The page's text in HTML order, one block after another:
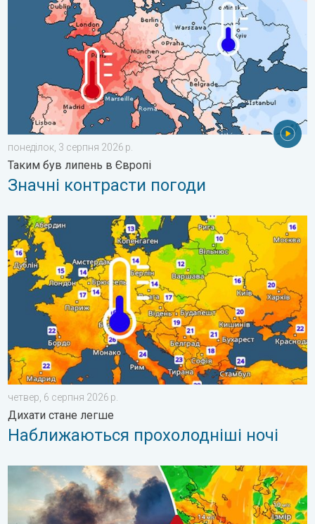
понеділок, 3 серпня 2026 р.
Таким був липень в Європі
Значні контрасти погоди
Наближаються прохолодніші ночі. Дихати стане легше. . .
четвер, 6 серпня 2026 р.
Дихати стане легше
Наближаються прохолодніші ночі
Лісові пожежі у Південно-Східній Європі. Спека й сильний